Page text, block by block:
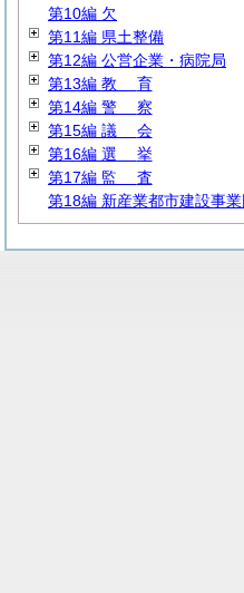
第10編 欠
第11編 県土整備
第12編 公営企業・病院局
第13編 教 育
第14編 警 察
第15編 議 会
第16編 選 挙
第17編 監 査
第18編 新産業都市建設事業